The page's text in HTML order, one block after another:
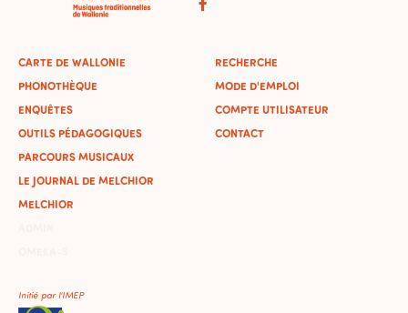
CARTE DE WALLONIE
PHONOTHÈQUE
ENQUÊTES
OUTILS PÉDAGOGIQUES
PARCOURS MUSICAUX
LE JOURNAL DE MELCHIOR
MELCHIOR
RECHERCHE
MODE D'EMPLOI
COMPTE UTILISATEUR
CONTACT
Initié par l'IMEP